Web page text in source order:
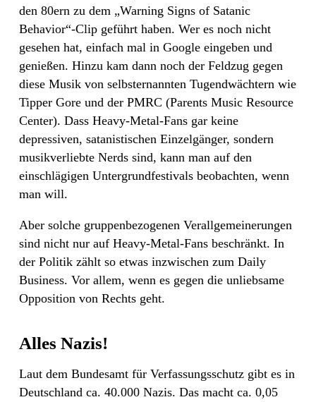
den 80ern zu dem „Warning Signs of Satanic
Behavior“-Clip geführt haben. Wer es noch nicht
gesehen hat, einfach mal in Google eingeben und
genießen. Hinzu kam dann noch der Feldzug gegen
diese Musik von selbsternannten Tugendwächtern wie
Tipper Gore und der PMRC (Parents Music Resource
Center). Dass Heavy-Metal-Fans gar keine
depressiven, satanistischen Einzelgänger, sondern
musikverliebte Nerds sind, kann man auf den
einschlägigen Untergrundfestivals beobachten, wenn
man will.
Aber solche gruppenbezogenen Verallgemeinerungen
sind nicht nur auf Heavy-Metal-Fans beschränkt. In
der Politik zählt so etwas inzwischen zum Daily
Business. Vor allem, wenn es gegen die unliebsame
Opposition von Rechts geht.
Alles Nazis!
Laut dem Bundesamt für Verfassungsschutz gibt es in
Deutschland ca. 40.000 Nazis. Das macht ca. 0,05